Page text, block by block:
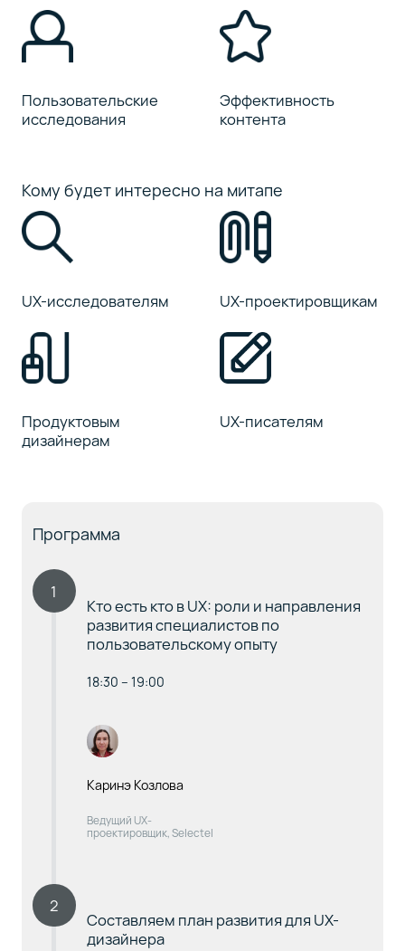
Пользовательские
исследования
Эффективность
контента
Кому будет интересно на митапе
UX-исследователям UX-проектировщикам
Продуктовым
дизайнерам
UX-писателям
Программа
1
Кто есть кто в UX: роли и направления
развития специалистов по
пользовательскому опыту
18:30 – 19:00
Каринэ Козлова
Ведущий UX-
проектировщик, Selectel
2
Составляем план развития для UX-
дизайнера